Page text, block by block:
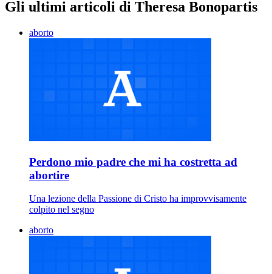
Gli ultimi articoli di Theresa Bonopartis
aborto
Perdono mio padre che mi ha costretta ad
abortire
Una lezione della Passione di Cristo ha improvvisamente
colpito nel segno
aborto